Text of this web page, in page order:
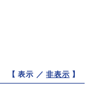
【 表示 ／非表示 】